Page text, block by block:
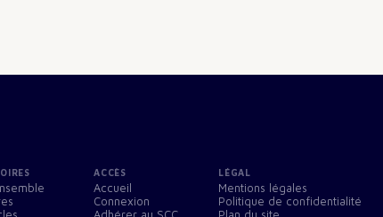
ACCÈS
Accueil
Connexion
LÉGAL
Mentions légales
Politique de confidentialité